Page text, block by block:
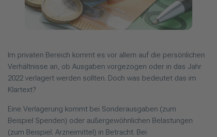
Im privaten Bereich kommt es vor allem auf die persönlichen
Verhältnisse an, ob Ausgaben vorgezogen oder in das Jahr
2022 verlagert werden sollten. Doch was bedeutet das im
Klartext?
Eine Verlagerung kommt bei Sonderausgaben (zum
Beispiel Spenden) oder außergewöhnlichen Belastungen
(zum Beispiel. Arzneimittel) in Betracht. Bei